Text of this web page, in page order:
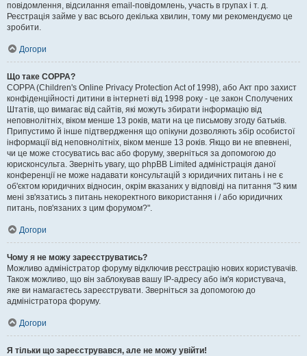
повідомлення, відсилання email-повідомлень, участь в групах і т. д.
Реєстрація займе у вас всього декілька хвилин, тому ми рекомендуємо це
зробити.
Догори
Що таке COPPA?
COPPA (Children's Online Privacy Protection Act of 1998), або Акт про захист
конфіденційності дитини в інтернеті від 1998 року - це закон Сполучених
Штатів, що вимагає від сайтів, які можуть збирати інформацію від
неповнолітніх, віком менше 13 років, мати на це письмову згоду батьків.
Припустимо й інше підтвердження що опікуни дозволяють збір особистої
інформації від неповнолітніх, віком менше 13 років. Якщо ви не впевнені,
чи це може стосуватись вас або форуму, зверніться за допомогою до
юрисконсульта. Зверніть увагу, що phpBB Limited адміністрація даної
конференції не може надавати консультацій з юридичних питань і не є
об'єктом юридичних відносин, окрім вказаних у відповіді на питання "З ким
мені зв'язатись з питань некоректного використання і / або юридичних
питань, пов'язаних з цим форумом?".
Догори
Чому я не можу зареєструватись?
Можливо адміністратор форуму відключив реєстрацію нових користувачів.
Також можливо, що він заблокував вашу IP-адресу або ім'я користувача,
яке ви намагаєтесь зареєструвати. Зверніться за допомогою до
адміністратора форуму.
Догори
Я тільки що зареєструвався, але не можу увійти!